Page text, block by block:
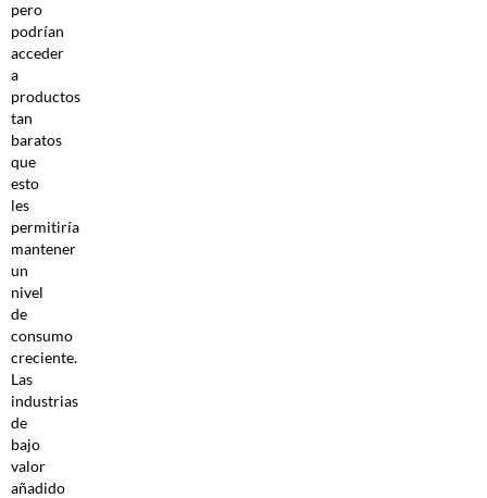
pero
podrían
acceder
a
productos
tan
baratos
que
esto
les
permitiría
mantener
un
nivel
de
consumo
creciente.
Las
industrias
de
bajo
valor
añadido